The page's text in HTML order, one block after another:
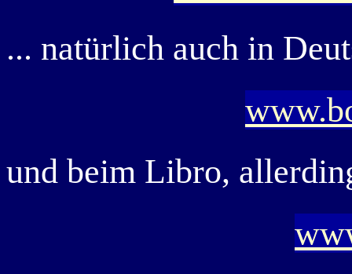
... natürlich auch in
und beim Libro,